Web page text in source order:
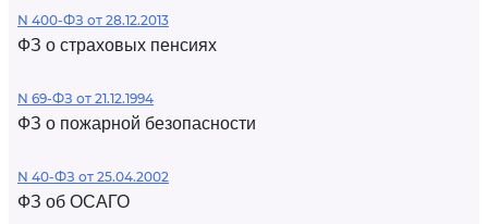
N 400-ФЗ от 28.12.2013
ФЗ о страховых пенсиях
N 69-ФЗ от 21.12.1994
ФЗ о пожарной безопасности
N 40-ФЗ от 25.04.2002
ФЗ об ОСАГО